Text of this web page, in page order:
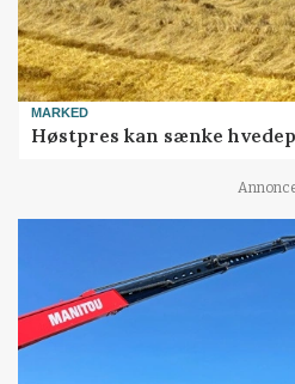
MARKED
Høstpres kan sænke